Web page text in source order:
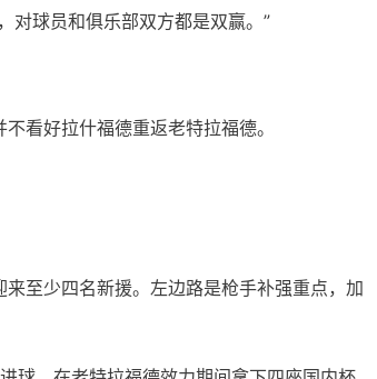
对球员和俱乐部双方都是双赢。”
看好拉什福德重返老特拉福德。
至少四名新援。左边路是枪手补强重点，加